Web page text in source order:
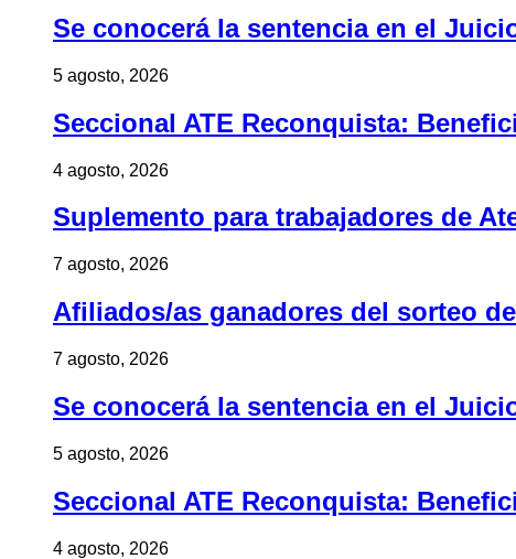
Se conocerá la sentencia en el
5 agosto, 2026
Seccional ATE Reconquista:
4 agosto, 2026
Suplemento para trabajadores de
7 agosto, 2026
Afiliados/as ganadores del sorteo
7 agosto, 2026
Se conocerá la sentencia en el
5 agosto, 2026
Seccional ATE Reconquista:
4 agosto, 2026